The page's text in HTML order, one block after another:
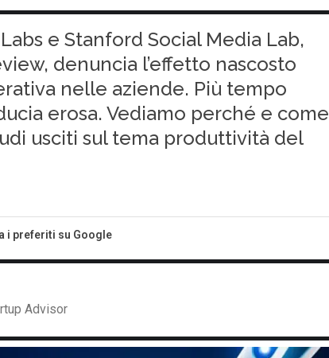
e Stanford Social Media Lab,
denuncia l’effetto nascosto
nelle aziende. Più tempo
erosa. Vediamo perché e come
usciti sul tema produttività del
i preferiti su Google
Advisor